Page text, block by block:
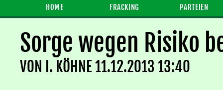
HOME FRACKING PARTEIEN
Sorge wegen Risiko
VON I. KÖHNE11.12.2013 13:40